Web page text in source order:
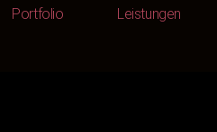
Portfolio Leistungen